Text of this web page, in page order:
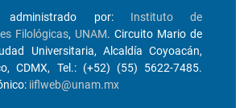
por: Instituto de
Filológicas, UNAM. Circuito Mario de
Universitaria, Alcaldía Coyoacán,
CDMX, Tel.: (+52) (55) 5622-7485.
iiflweb@unam.mx